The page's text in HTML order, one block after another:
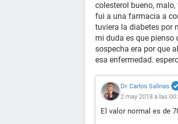
colesterol bueno,
fui a una farmacia a
tuviera la diabetes por
mi duda es que pienso
sospecha era por que
esa enfermedad.
Dr. Carlos Salinas
2 may 2018 a las
El valor normal es de